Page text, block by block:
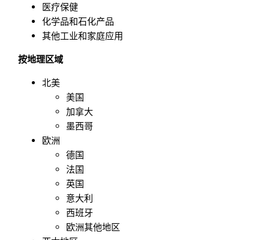
医疗保健
化学品和石化产品
其他工业和家庭应用
按地理区域
北美
美国
加拿大
墨西哥
欧洲
德国
法国
英国
意大利
西班牙
欧洲其他地区